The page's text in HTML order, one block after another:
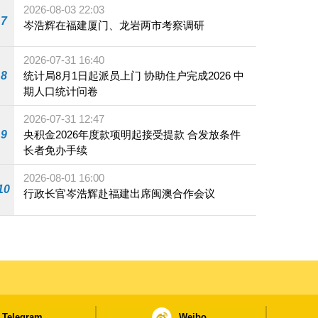
7
2026-08-03 22:03
岑浩辉在福建厦门、龙岩两市考察调研
8
2026-07-31 16:40
统计局8月1日起派员上门 协助住户完成2026 中
期人口统计问卷
9
2026-07-31 12:47
央积金2026年度款项明起接受提款 合发放条件
长者免办手续
2026-08-01 16:00
行政长官岑浩辉赴福建出席闽澳合作会议